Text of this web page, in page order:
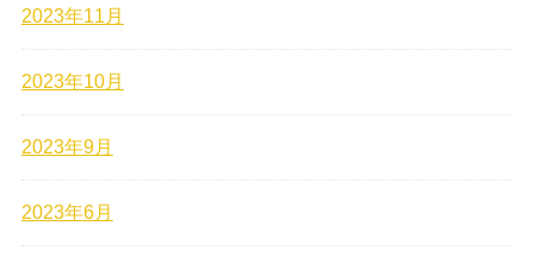
2023年11月
2023年10月
2023年9月
2023年6月